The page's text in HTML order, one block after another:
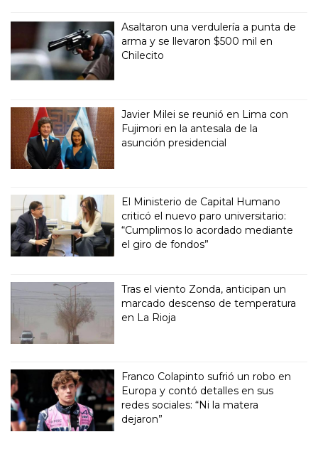
Asaltaron una verdulería a punta de
arma y se llevaron $500 mil en
Chilecito
Javier Milei se reunió en Lima con
Fujimori en la antesala de la
asunción presidencial
El Ministerio de Capital Humano
criticó el nuevo paro universitario:
“Cumplimos lo acordado mediante
el giro de fondos”
Tras el viento Zonda, anticipan un
marcado descenso de temperatura
en La Rioja
Franco Colapinto sufrió un robo en
Europa y contó detalles en sus
redes sociales: “Ni la matera
dejaron”